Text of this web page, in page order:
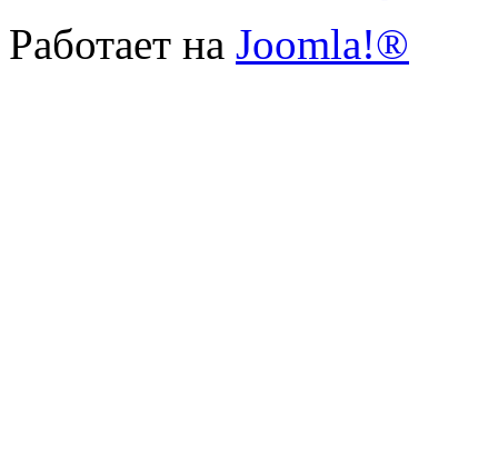
Работает на Joomla!®